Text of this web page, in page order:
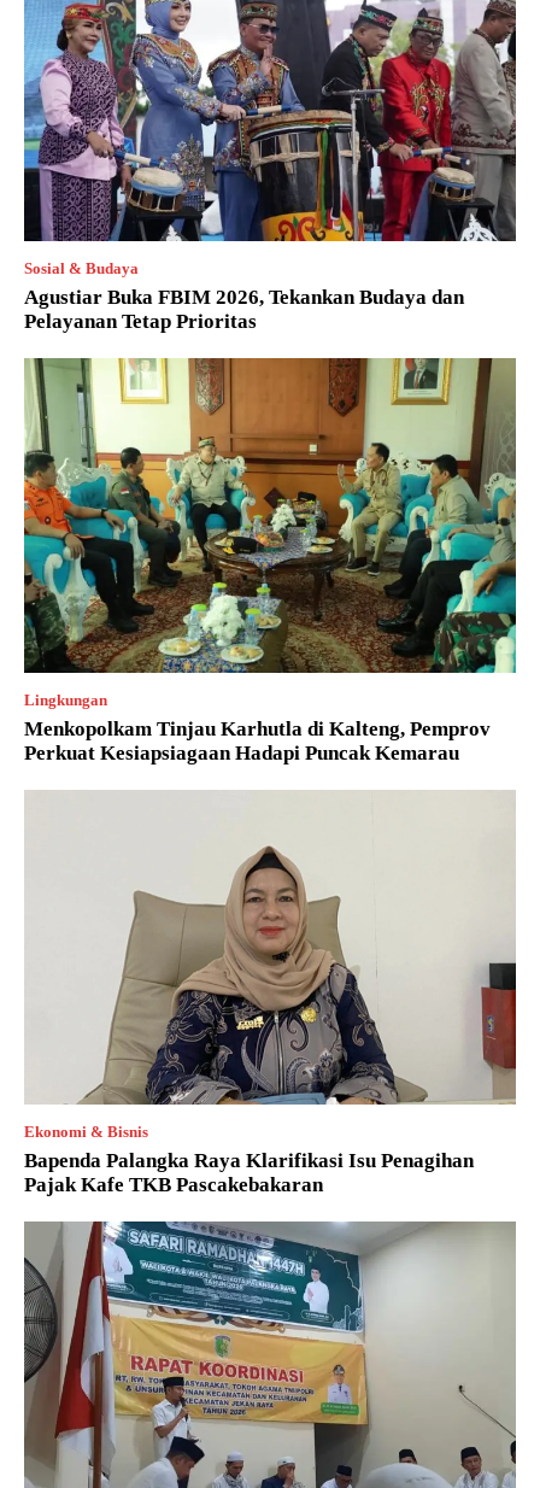
Sosial & Budaya
Agustiar Buka FBIM 2026, Tekankan Budaya dan
Pelayanan Tetap Prioritas
Lingkungan
Menkopolkam Tinjau Karhutla di Kalteng, Pemprov
Perkuat Kesiapsiagaan Hadapi Puncak Kemarau
Ekonomi & Bisnis
Bapenda Palangka Raya Klarifikasi Isu Penagihan
Pajak Kafe TKB Pascakebakaran